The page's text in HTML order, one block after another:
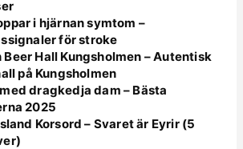
i hjärnan symtom –
för stroke
Beer Hall Kungsholmen – Autentisk
på Kungsholmen
dragkedja dam – Bästa
2025
Korsord – Svaret är Eyrir (5